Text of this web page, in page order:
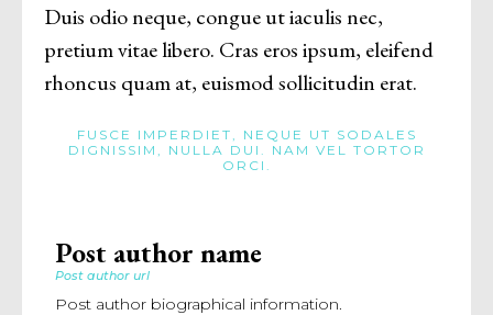
Post author name
Post author url
Post author biographical information.
Duis odio neque, congue ut iaculis nec,
pretium vitae libero. Cras eros ipsum, eleifend
rhoncus quam at, euismod sollicitudin erat.
FUSCE IMPERDIET, NEQUE UT SODALES
DIGNISSIM, NULLA DUI. NAM VEL TORTOR
ORCI.